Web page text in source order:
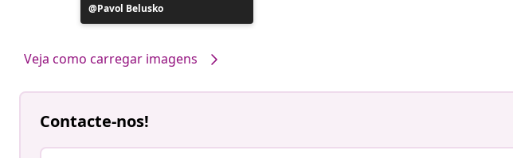
Postagem
publicada
Pavol Belusko
Veja como carregar imagens
Contacte-nos!